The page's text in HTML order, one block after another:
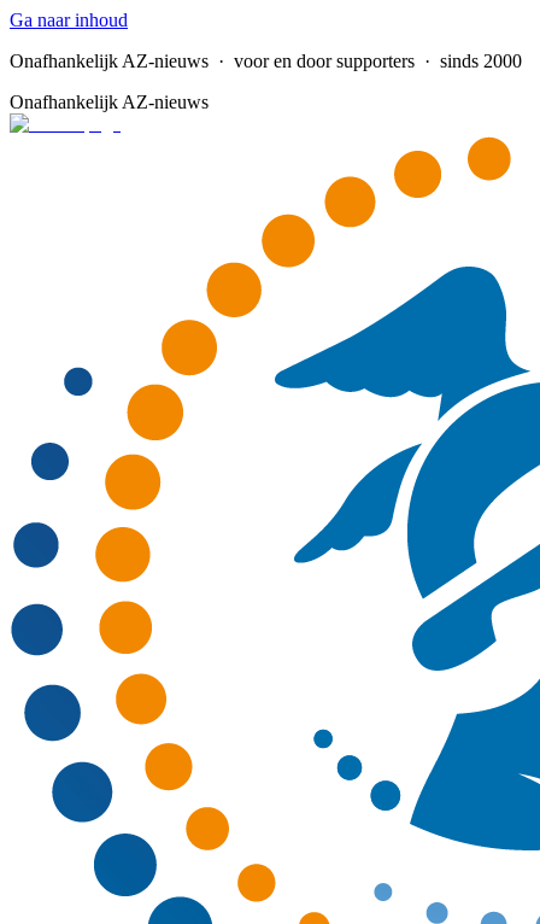
Ga naar inhoud
Onafhankelijk AZ-nieuws · voor en door supporters · sinds 2000
Onafhankelijk AZ-nieuws